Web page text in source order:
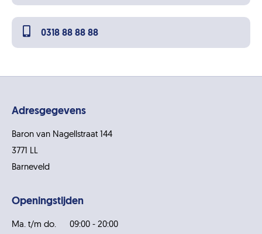
0318 88 88 88
Adresgegevens
Baron van Nagellstraat 144
3771 LL
Barneveld
Openingstijden
Ma. t/m do.
09:00 - 20:00